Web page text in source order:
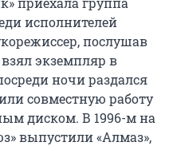
исполнителей
послушав
экземпляр в
ночи раздался
совместную работу
диском. В 1996-м на
выпустили «Алмаз»,